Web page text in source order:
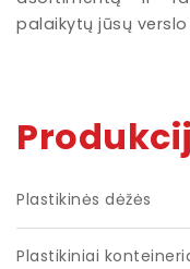
palaikytų jūsų
Plastikinės dėžės
Plastikiniai